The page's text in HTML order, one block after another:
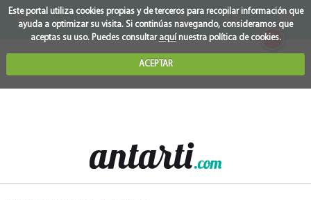
Este portal utiliza cookies propias y de terceros para recopilar información que
ayuda a optimizar su visita. Si continúas navegando, consideramos que
aceptas su uso. Puedes consultar aquínuestra política de cookies.
ACEPTAR
0